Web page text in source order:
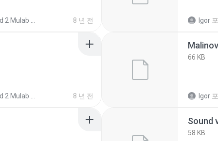
preset my 8 년 전 Igor
preset my 8 년 전
66 KB
Igor
Sound
58 KB